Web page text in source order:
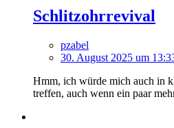
Schlitzohrrevival
pzabel
30. August 2025 um
Hmm, ich würde mich auch in
treffen, auch wenn ein paar